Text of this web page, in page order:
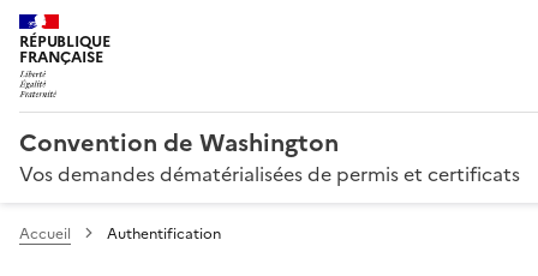
RÉPUBLIQUE
FRANÇAISE
Convention de Washington
Vos demandes dématérialisées de permis et certificats
Accueil Authentification